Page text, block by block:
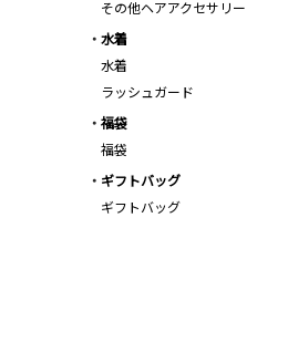
その他ヘアアクセサリー
水着
水着
ラッシュガード
福袋
福袋
ギフトバッグ
ギフトバッグ